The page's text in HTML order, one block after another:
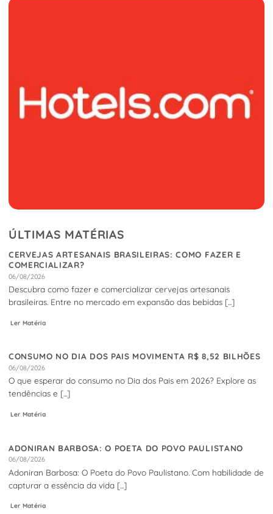
ÚLTIMAS MATÉRIAS
CERVEJAS ARTESANAIS BRASILEIRAS: COMO FAZER E
COMERCIALIZAR?
06/08/2026
Descubra como fazer e comercializar cervejas artesanais
brasileiras. Entre no mercado em expansão das bebidas [...]
Ler Matéria
CONSUMO NO DIA DOS PAIS MOVIMENTA R$ 8,52 BILHÕES
06/08/2026
O que esperar do consumo no Dia dos Pais em 2026? Explore as
tendências e [...]
Ler Matéria
ADONIRAN BARBOSA: O POETA DO POVO PAULISTANO
06/08/2026
Adoniran Barbosa: O Poeta do Povo Paulistano. Com habilidade de
capturar a essência da vida [...]
Ler Matéria